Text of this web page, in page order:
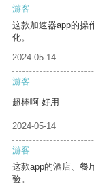
游客
这款加速器app的操
化。
2024-05-14
游客
超棒啊 好用
2024-05-14
游客
这款app的酒店、餐
验。